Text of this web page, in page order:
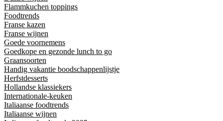
Flammkuchen toppings
Foodtrends
Franse kazen
Franse wijnen
Goede voornemens
Goedkope en gezonde lunch to go
Graansoorten
Handig vakantie boodschappenlijstje
Herfstdesserts
Hollandse klassiekers
Internationale-keuken
Italiaanse foodtrends
Italiaanse wijnen